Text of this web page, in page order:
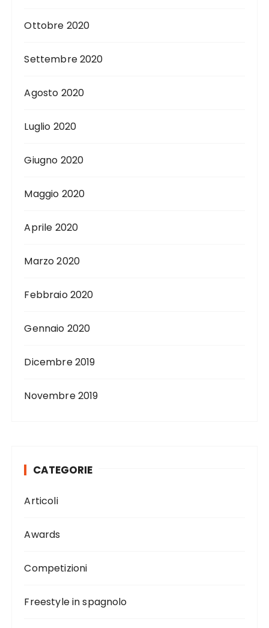
Ottobre 2020
Settembre 2020
Agosto 2020
Luglio 2020
Giugno 2020
Maggio 2020
Aprile 2020
Marzo 2020
Febbraio 2020
Gennaio 2020
Dicembre 2019
Novembre 2019
CATEGORIE
Articoli
Awards
Competizioni
Freestyle in spagnolo